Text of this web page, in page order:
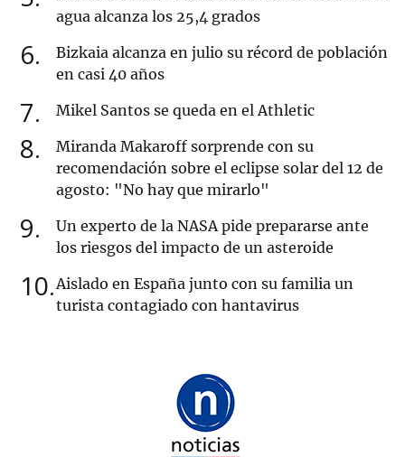
agua alcanza los 25,4 grados
6
Bizkaia alcanza en julio su récord de población
en casi 40 años
7 Mikel Santos se queda en el Athletic
8
Miranda Makaroff sorprende con su
recomendación sobre el eclipse solar del 12 de
agosto: "No hay que mirarlo"
9
Un experto de la NASA pide prepararse ante
los riesgos del impacto de un asteroide
10 Aislado en España junto con su familia un
turista contagiado con hantavirus